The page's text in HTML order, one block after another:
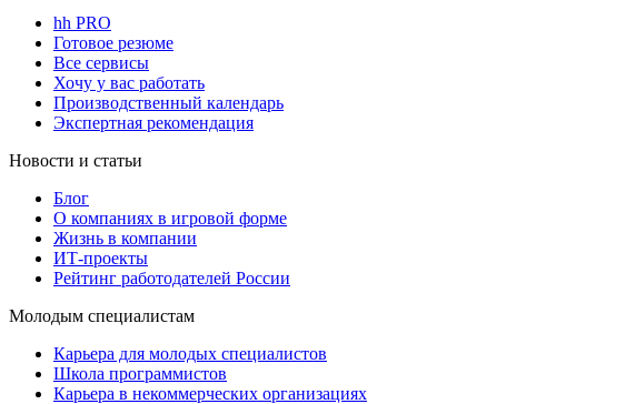
hh PRO
Готовое резюме
Все сервисы
Хочу у вас работать
Производственный календарь
Экспертная рекомендация
Новости и статьи
Блог
О компаниях в игровой форме
Жизнь в компании
ИТ-проекты
Рейтинг работодателей России
Молодым специалистам
Карьера для молодых специалистов
Школа программистов
Карьера в некоммерческих организациях